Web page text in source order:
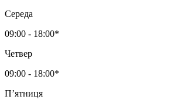
Середа
09:00 - 18:00*
Четвер
09:00 - 18:00*
Пʼятниця